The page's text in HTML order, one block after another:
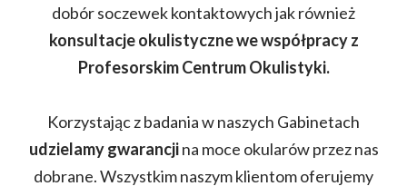
dobór soczewek kontaktowych jak również
konsultacje okulistyczne we współpracy z
Profesorskim Centrum Okulistyki.
Korzystając z badania w naszych Gabinetach
udzielamy gwarancjina moce okularów przez nas
dobrane. Wszystkim naszym klientom oferujemy